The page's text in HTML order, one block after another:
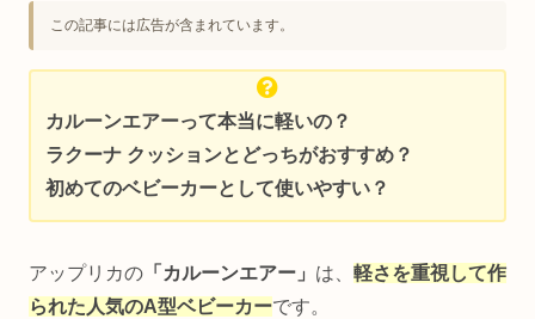
この記事には広告が含まれています。
カルーンエアーって本当に軽いの？
ラクーナ クッションとどっちがおすすめ？
初めてのベビーカーとして使いやすい？
アップリカの 「カルーンエアー」 は、 軽さを重視して作
られた人気のA型ベビーカーです。